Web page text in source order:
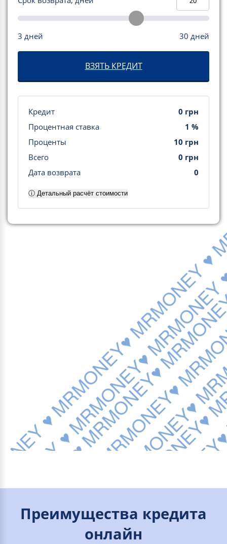
3 дней 30 дней
ВЗЯТЬ КРЕДИТ
Кредит 0 грн
Процентная ставка
1 %
Проценты
10 грн
Всего
0 грн
Дата возврата
0
♥ MRMONEY ♥
♥ MRMONEY ♥
♥ MRMONEY ♥
♥ MRMONEY ♥
Преимущества кредита
онлайн
1
3
1
08.08.2026 X -
X
Усього
0